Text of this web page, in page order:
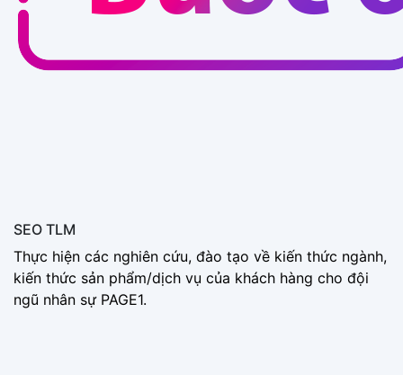
SEO TLM
Thực hiện các nghiên cứu, đào tạo về kiến thức ngành,
kiến thức sản phẩm/dịch vụ của khách hàng cho đội
ngũ nhân sự PAGE1.